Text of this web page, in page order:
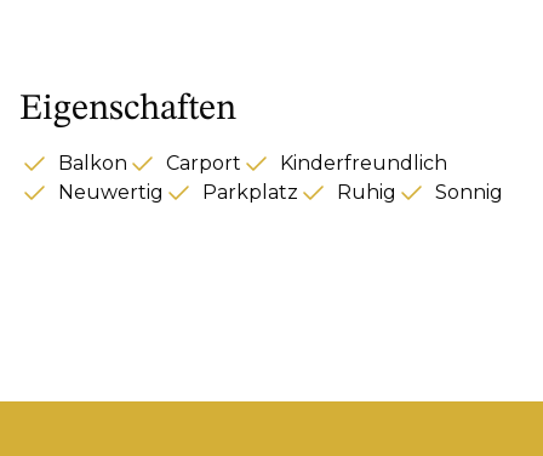
Eigenschaften
Balkon Carport
Kinderfreundlich
Neuwertig
Parkplatz Ruhig Sonnig